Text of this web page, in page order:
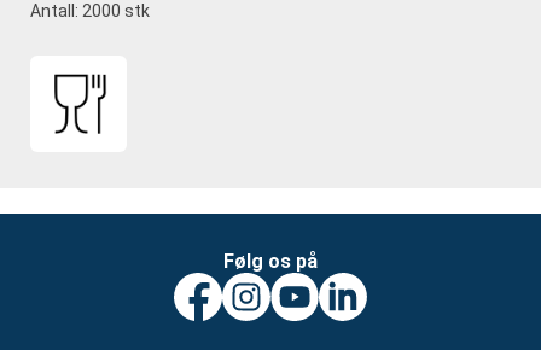
Antall: 2000 stk
Følg os på